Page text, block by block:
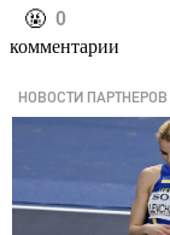
️🤬 0
комментарии